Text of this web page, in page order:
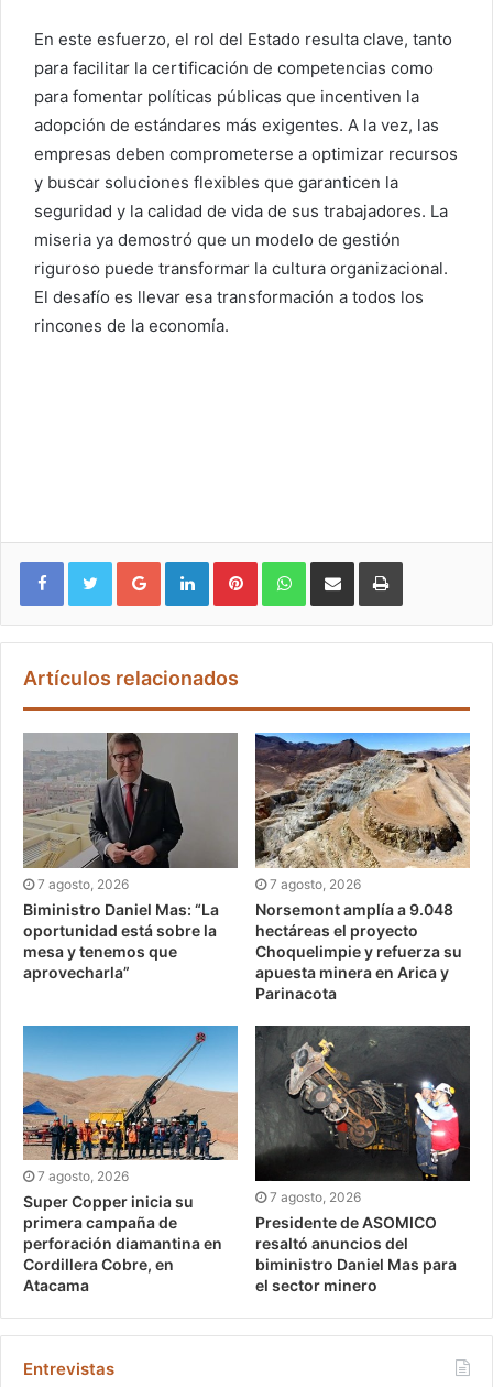
En este esfuerzo, el rol del Estado resulta clave, tanto
para facilitar la certificación de competencias como
para fomentar políticas públicas que incentiven la
adopción de estándares más exigentes. A la vez, las
empresas deben comprometerse a optimizar recursos
y buscar soluciones flexibles que garanticen la
seguridad y la calidad de vida de sus trabajadores. La
miseria ya demostró que un modelo de gestión
riguroso puede transformar la cultura organizacional.
El desafío es llevar esa transformación a todos los
rincones de la economía.
Google+ LinkedIn Pinterest WhatsApp
Artículos relacionados
7 agosto, 2026
Biministro Daniel Mas: “La
oportunidad está sobre la
mesa y tenemos que
aprovecharla”
7 agosto, 2026
Norsemont amplía a 9.048
hectáreas el proyecto
Choquelimpie y refuerza su
apuesta minera en Arica y
Parinacota
7 agosto, 2026
Super Copper inicia su
primera campaña de
perforación diamantina en
Cordillera Cobre, en
Atacama
7 agosto, 2026
Presidente de ASOMICO
resaltó anuncios del
biministro Daniel Mas para
el sector minero
Entrevistas